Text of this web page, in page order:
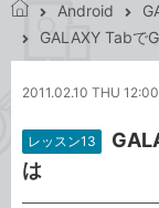
で
ネ
ト
Android
GALAXY Tabで
2011.02.10 THU 12:00
レッスン13
は